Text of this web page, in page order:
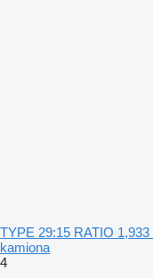
TYPE 29:15 RATIO
kamiona
4